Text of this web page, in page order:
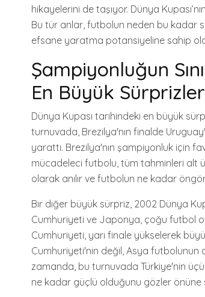
hikayelerini de taşıyor. Dünya
Bu tür anlar, futbolun neden bu kadar
efsane yaratma potansiyeline sahip
Şampiyonluğun
En Büyük
Dünya Kupası tarihindeki en büyük
turnuvada, Brezilya'nın finalde
yarattı. Brezilya'nın şampiyonluk için
mücadeleci futbolu, tüm tahminleri alt
olarak anılır ve futbolun ne kadar
Bir diğer büyük sürpriz, 2002 Dünya
Cumhuriyeti ve Japonya, çoğu futbol
Cumhuriyeti, yarı finale yükselerek
Cumhuriyeti'nin değil, Asya futbolunun
zamanda, bu turnuvada Türkiye'nin
ne kadar güçlü olduğunu gözler önüne